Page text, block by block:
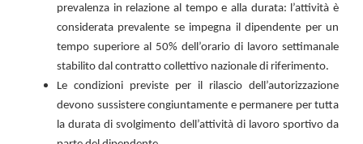
prevalenza in relazione al tempo e alla durata: l’attività è
considerata prevalente se impegna il dipendente per un
tempo superiore al 50% dell’orario di lavoro settimanale
stabilito dal contratto collettivo nazionale di riferimento.
Le condizioni previste per il rilascio dell’autorizzazione
devono sussistere congiuntamente e permanere per tutta
la durata di svolgimento dell’attività di lavoro sportivo da